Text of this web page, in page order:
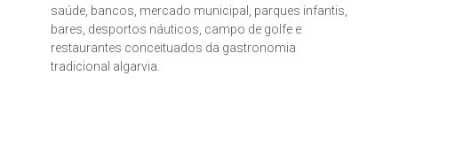
saúde, bancos, mercado municipal, parques infantis,
bares, desportos náuticos, campo de golfe e
restaurantes conceituados da gastronomia
tradicional algarvia.